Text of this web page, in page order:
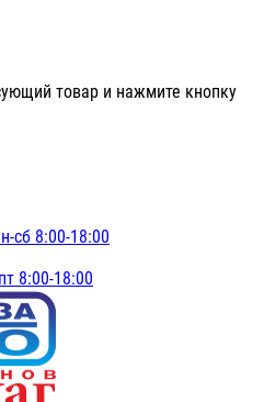
товар и нажмите кнопку
сб 8:00-18:00
8:00-18:00